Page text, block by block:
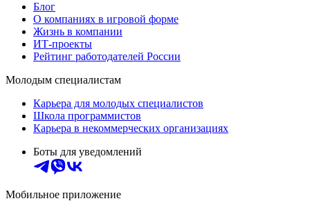
Блог
О компаниях в игровой форме
Жизнь в компании
ИТ-проекты
Рейтинг работодателей России
Молодым специалистам
Карьера для молодых специалистов
Школа программистов
Карьера в некоммерческих организациях
Боты для уведомлений
Мобильное приложение